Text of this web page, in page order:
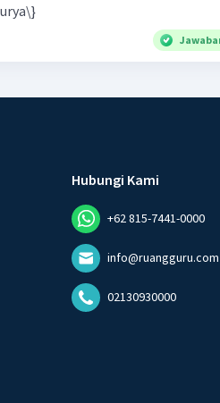
Hubungi Kami
+62 815-7441-0000
info@ruangguru.com
02130930000